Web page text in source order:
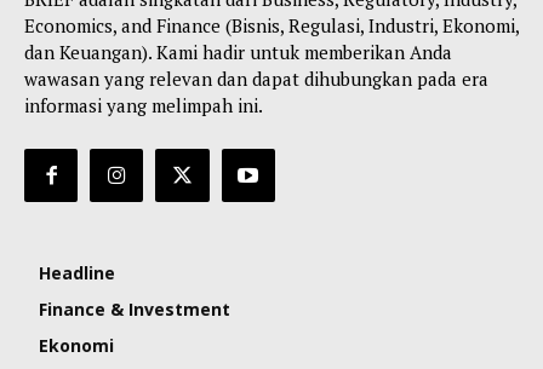
Economics, and Finance (Bisnis, Regulasi, Industri, Ekonomi,
dan Keuangan). Kami hadir untuk memberikan Anda
wawasan yang relevan dan dapat dihubungkan pada era
informasi yang melimpah ini.
Headline
Finance & Investment
Ekonomi